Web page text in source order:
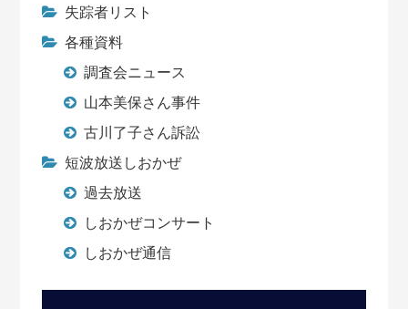
失踪者リスト
各種資料
調査会ニュース
山本美保さん事件
古川了子さん訴訟
短波放送しおかぜ
過去放送
しおかぜコンサート
しおかぜ通信